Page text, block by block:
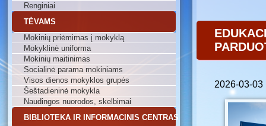
Renginiai
TĖVAMS
Mokinių priėmimas į mokyklą
Mokyklinė uniforma
Mokinių maitinimas
Socialinė parama mokiniams
Visos dienos mokyklos grupės
Šeštadieninė mokykla
Naudingos nuorodos, skelbimai
BIBLIOTEKA IR INFORMACINIS CENTRAS
2026-03-03